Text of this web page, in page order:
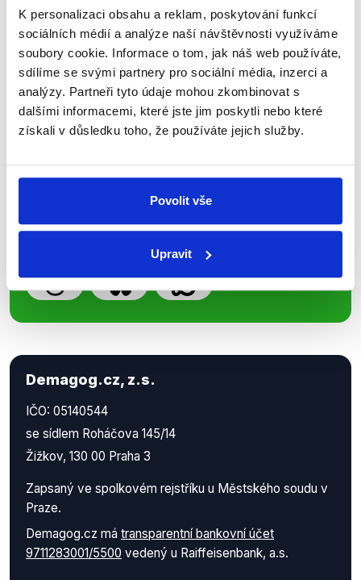
K personalizaci obsahu a reklam, poskytování funkcí
sociálních médií a analýze naší návštěvnosti využíváme
soubory cookie. Informace o tom, jak náš web používáte,
sdílíme se svými partnery pro sociální média, inzerci a
analýzy. Partneři tyto údaje mohou zkombinovat s
dalšími informacemi, které jste jim poskytli nebo které
získali v důsledku toho, že používáte jejich služby.
Povolit vše
Upravit
Newsletter WhatsApp
Sociální sítě
Nenechte si ujít nejnovější události
příspěvků přátelům podpoříte naši
Demagog.cz, z.s.
IČO: 05140544
se sídlem Roháčova 145/14
Žižkov, 130 00 Praha 3
Zapsaný ve spolkovém rejstříku u Městského soudu v
Praze.
Demagog.cz má transparentní bankovní účet
9711283001/5500 vedený u Raiffeisenbank, a.s.